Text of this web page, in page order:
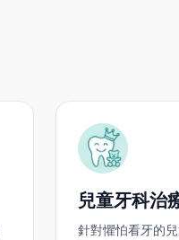
兒童牙科治
針對懼怕看牙的